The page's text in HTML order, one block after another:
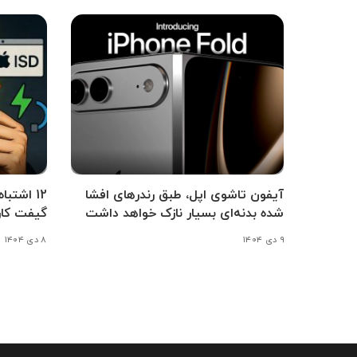
آیفون تاشوی اپل، طبق رندرهای افشا
شده بدنه‌ای بسیار نازک خواهد داشت
۹ دی ۱۴۰۴
12
گیفت
۸ دی ۱۴۰۴